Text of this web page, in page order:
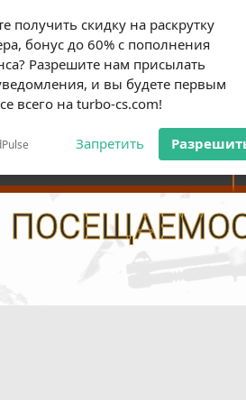
получить скидку на раскрутку
бонус до 60% с пополнения
Разрешите нам присылать
и вы будете первым
всего на turbo-cs.com!
Запретить
ПЛАТНЫЕ